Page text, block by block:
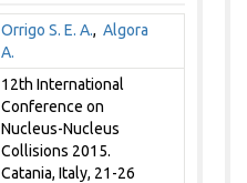
Orrigo S. E. A.,Algora
A.
12th International
Conference on
Nucleus-Nucleus
Collisions 2015.
Catania, Italy, 21-26